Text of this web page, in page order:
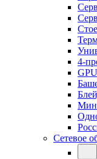
4-
Сетевое